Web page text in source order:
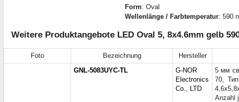
Form: Oval
Wellenlänge / Farbtemperatur: 590
Weitere Produktangebote LED Oval 5, 8x4.6mm gelb
Foto Bezeichnung Hersteller
GNL-5083UYC-TL
G-NOR
Electronics
Co., LTD
5 мм
70,
Anzahl